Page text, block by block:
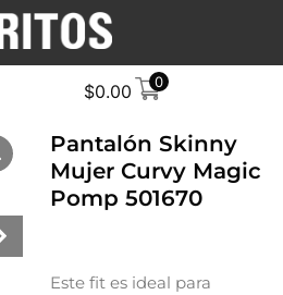
$0.00 0
Pantalón Skinny
Mujer Curvy Magic
Pomp 501670
Este fit es ideal para